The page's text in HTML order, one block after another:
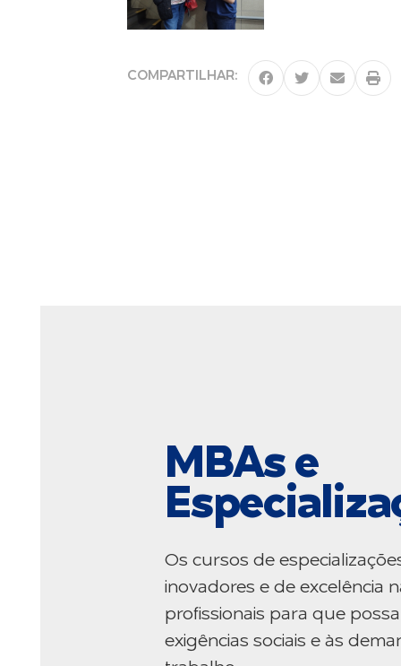
COMPARTILHAR:
MBAs e
Os cursos de
inovadores e de excelência
profissionais para que
exigências sociais e às